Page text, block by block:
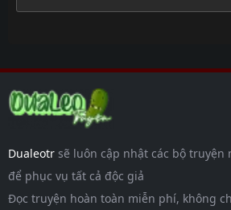
Dualeotr sẽ luôn cập nhật các bộ truyện
để phục vụ tất cả độc giả
Đọc truyện hoàn toàn miễn phí, không